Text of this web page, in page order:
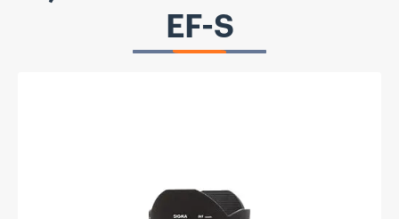
EF-S